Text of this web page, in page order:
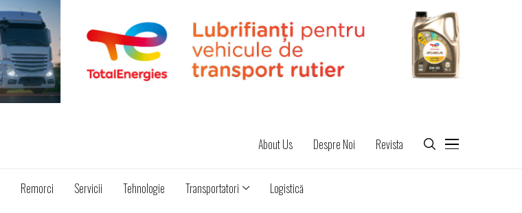
About Us Despre Noi Revista
Remorci Servicii Tehnologie Transportatori Logistică